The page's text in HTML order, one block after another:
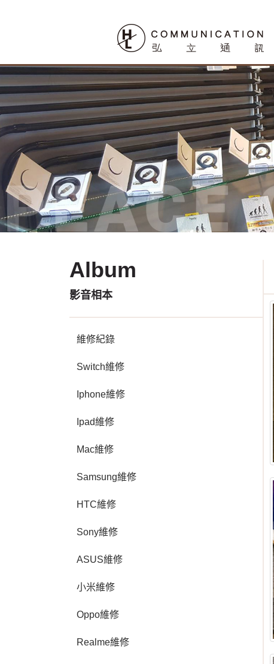
Album
影音相本
維修紀錄
Switch維修
Iphone維修
Ipad維修
Mac維修
Samsung維修
HTC維修
Sony維修
ASUS維修
小米維修
Oppo維修
Realme維修